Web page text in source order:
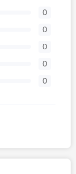
0
0
0
0
0